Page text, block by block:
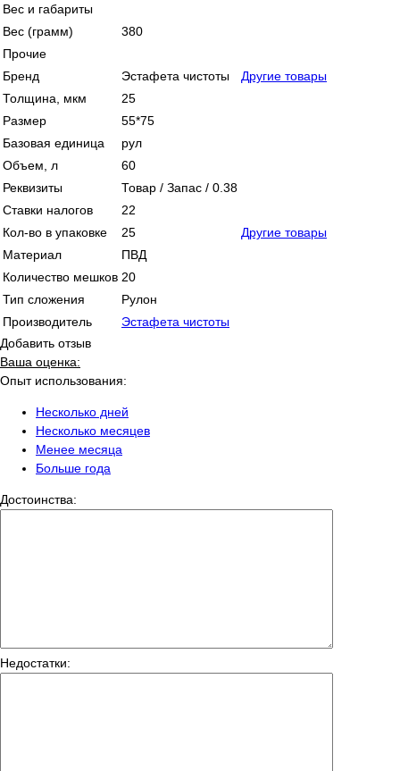
Вес и габариты
Вес (грамм)
380
Прочие
Бренд
Эстафета чистоты
Другие товары
Толщина, мкм
25
Размер
55*75
Базовая единица
рул
Объем, л
60
Реквизиты
Товар / Запас / 0.38
Ставки налогов
22
Кол-во в упаковке
25
Другие товары
Материал
ПВД
Количество мешков 20
Тип сложения
Рулон
Производитель
Эстафета чистоты
Добавить отзыв
Ваша оценка:
Опыт использования:
Несколько дней
Несколько месяцев
Менее месяца
Больше года
Достоинства:
Недостатки: